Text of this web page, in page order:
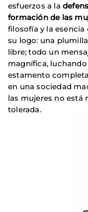
esfuerzos a la
formación de las
filosofía y la
su logo: una
libre; todo un
magnífica,
estamento
en una sociedad
las mujeres no está
tolerada.